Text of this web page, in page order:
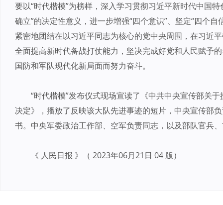
要以“时代楷模”为榜样，深入学习贯彻习近平新时代中国
确立”的决定性意义，进一步增强“四个意识”、坚定“四个
紧密地团结在以习近平同志为核心的党中央周围，在习近
全面提高新时代备战打仗能力，坚决完成好党和人民赋予
国防和军队现代化新局面而努力奋斗。
“时代楷模”发布仪式现场宣读了《中共中央宣传部关
决定》，播放了反映该大队先进事迹的短片，中央宣传部
书。中央军委政治工作部、空军负责同志，以及部队官兵
《 人民日报 》（ 2023年06月21日 04 版）